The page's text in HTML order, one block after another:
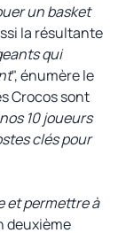
un basket
la résultante
qui
", énumère le
Crocos sont
10 joueurs
clés pour
et permettre à
deuxième